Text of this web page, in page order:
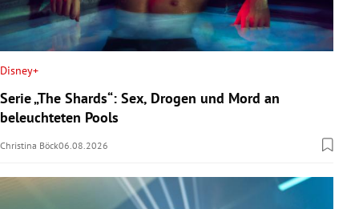
Disney+
Serie „The Shards“: Sex, Drogen und Mord an
beleuchteten Pools
Christina Böck06.08.2026